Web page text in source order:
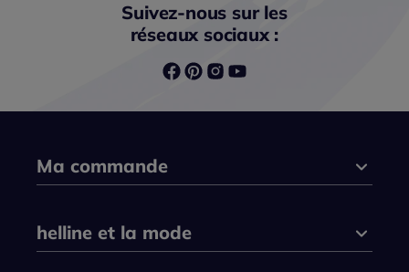
Suivez-nous sur les
réseaux sociaux :
Ma commande
helline et la mode